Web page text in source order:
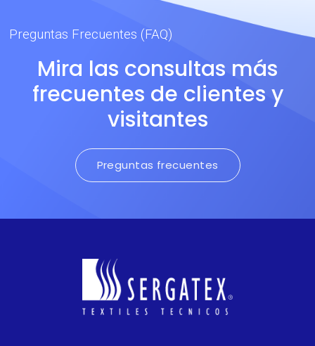
Preguntas Frecuentes (FAQ)
Mira las consultas más
frecuentes de clientes y
visitantes
Preguntas frecuentes